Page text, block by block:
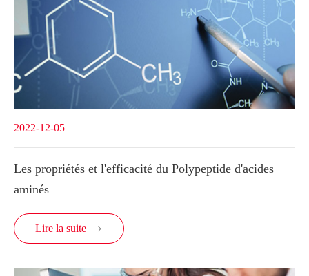
2022-12-05
Les propriétés et l'efficacité du Polypeptide d'acides
aminés
Lire la suite 